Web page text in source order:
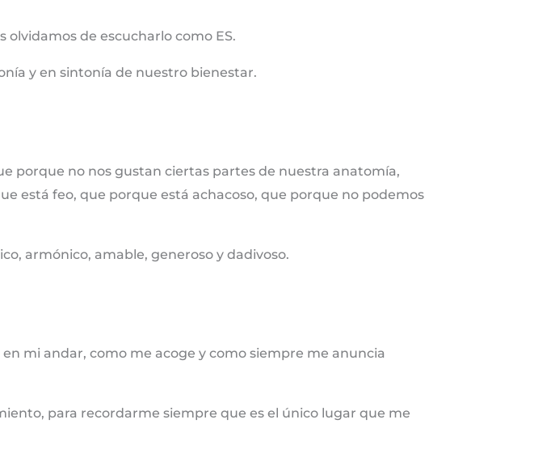
de escucharlo como ES.
y en sintonía de nuestro bienestar.
porque no nos gustan ciertas partes de nuestra anatomía,
está feo, que porque está achacoso, que porque no podemos
armónico, amable, generoso y dadivoso.
mi andar, como me acoge y como siempre me anuncia
para recordarme siempre que es el único lugar que me